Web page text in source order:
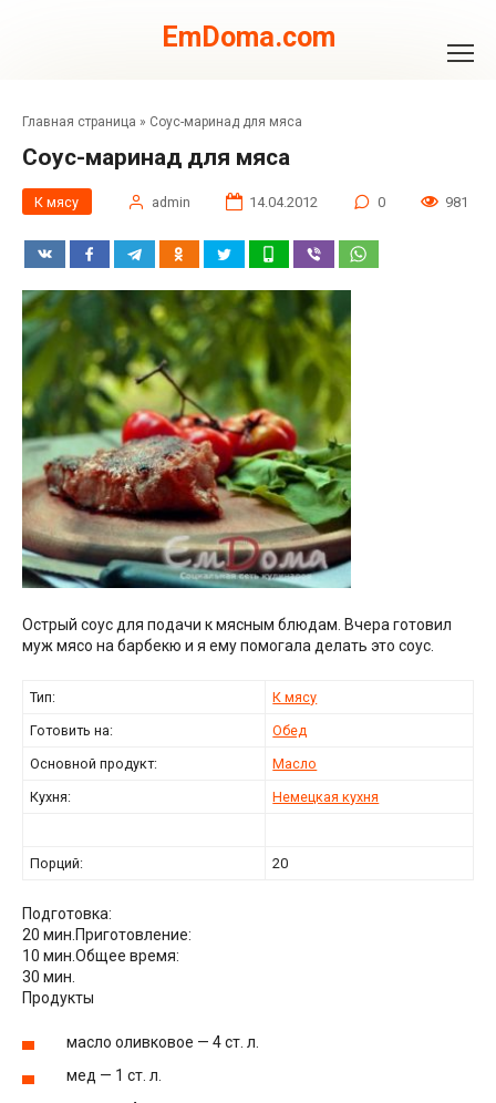
EmDoma.com
Главная страница » Соус-маринад для мяса
Соус-маринад для мяса
К мясу admin 14.04.2012 0 981
Острый соус для подачи к мясным блюдам. Вчера готовил
муж мясо на барбекю и я ему помогала делать это соус.
Тип:
К мясу
Готовить на:
Обед
Основной продукт:
Масло
Кухня:
Немецкая кухня
Порций: 20
Подготовка:
20 мин. Приготовление:
10 мин. Общее время:
30 мин.
Продукты
масло оливковое — 4 ст. л.
мед — 1 ст. л.